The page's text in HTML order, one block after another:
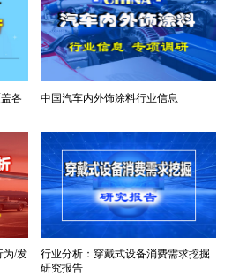
各
中国汽车内外饰涂料行业信息
为/发
行业分析：穿戴式设备消费需求挖掘
研究报告